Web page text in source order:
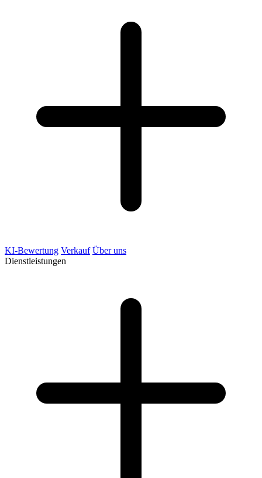
KI-Bewertung Verkauf Über uns
Dienstleistungen